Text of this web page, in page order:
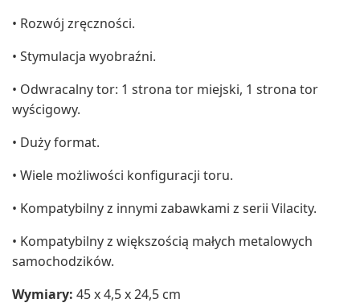
• Rozwój zręczności.
• Stymulacja wyobraźni.
• Odwracalny tor: 1 strona tor miejski, 1 strona tor
wyścigowy.
• Duży format.
• Wiele możliwości konfiguracji toru.
• Kompatybilny z innymi zabawkami z serii Vilacity.
• Kompatybilny z większością małych metalowych
samochodzików.
Wymiary: 45 x 4,5 x 24,5 cm